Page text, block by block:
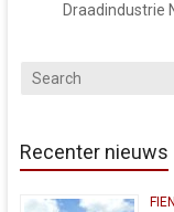
Draadindustrie
Recenter nieuws